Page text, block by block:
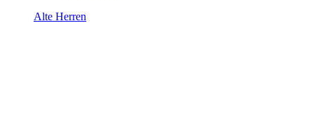
Alte Herren